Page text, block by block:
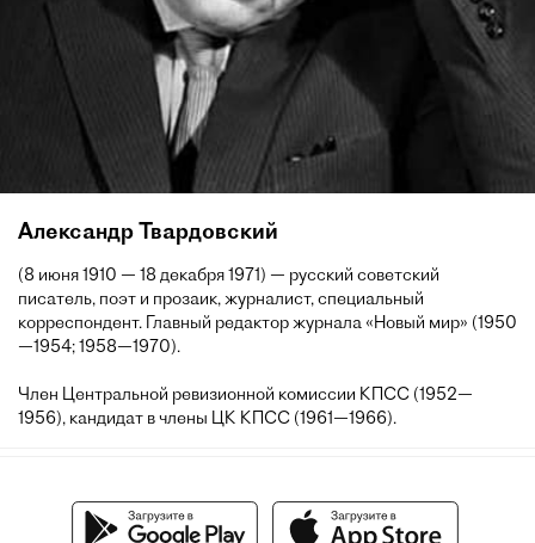
Александр Твардовский
(8 июня 1910 — 18 декабря 1971) — русский советский
писатель, поэт и прозаик, журналист, специальный
корреспондент. Главный редактор журнала «Новый мир» (1950
—1954; 1958—1970).
Член Центральной ревизионной комиссии КПСС (1952—
1956), кандидат в члены ЦК КПСС (1961—1966).